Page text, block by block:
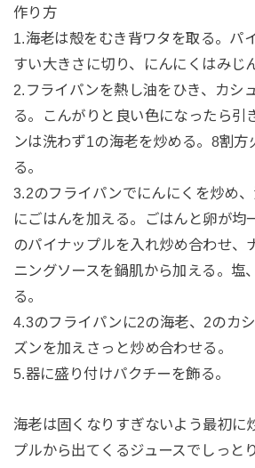
作り方
1.海老は殻をむき背ワタを取る。パ
すい大きさに切り、にんにくはみじ
2.フライパンを熱し油をひき、カシ
る。こんがりと良い色になったら引
ンは洗わず1の海老を炒める。8割方
る。
3.2のフライパンでにんにくを炒め
にごはんを加える。ごはんと卵が均
のパイナップルを入れ炒め合わせ、
ニングソースを鍋肌から加える。塩
る。
4.3のフライパンに2の海老、2のカ
ズンを加えさっと炒め合わせる。
5.器に盛り付けパクチーを飾る。
海老は固くなりすぎないよう最初に
プルから出てくるジュースでしっと